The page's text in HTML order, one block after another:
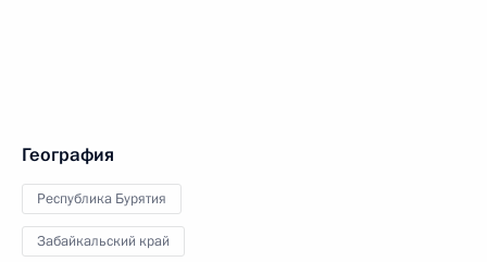
География
Республика Бурятия
Забайкальский край